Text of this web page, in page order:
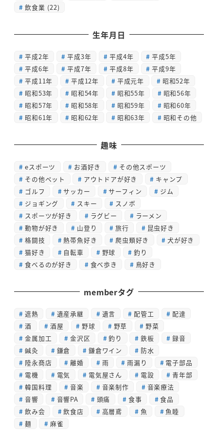
飲食業 (22)
生年月日
平成2年 平成3年 平成4年
平成5年
平成6年
平成7年 平成8年
平成9年
平成11年
平成12年 平成元年
昭和52年
昭和53年
昭和54年 昭和55年
昭和56年
昭和57年
昭和58年 昭和59年
昭和60年
昭和61年
昭和62年 昭和63年 昭和その他
趣味
eスポーツ お酒好き
その他スポーツ
その他ペット
アウトドアが好き
キャンプ
ゴルフ
サッカー サーフィン
ジム
ジョギング
スキー
スノボ
スポーツが好き
ラグビー
ラーメン
動物が好き
山登り 旅行
昆虫好き
格闘技
熱帯魚好き 爬虫類好き
犬が好き
猫好き
自転車 野球
釣り
食べるのが好き
食べ歩き 鳥好き
memberタグ
遮熱 遺産承継 遺言 配管工
配達
酒
酒屋 野球 野草
野菜
金属加工
金沢区 釣り 鉄板
録音
鍼灸
鎌倉 鎌倉ワイン
防水
陸永商店
離婚 雨 雨漏り
電子部品
電機
電気 電気屋さん 電設
青年部
韓国料理
音楽 音楽制作
音楽療法
音響
音響PA 頭痛 食事
食品
飲み会
飲食店 高層鳶 魚
魚睦
麺
麻雀